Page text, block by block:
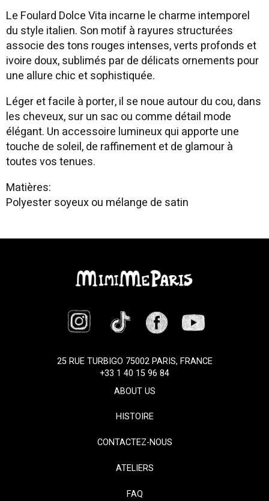
Le Foulard Dolce Vita incarne le charme intemporel
du style italien. Son motif à rayures structurées
associe des tons rouges intenses, verts profonds et
ivoire doux, sublimés par de délicats ornements pour
une allure chic et sophistiquée.
Léger et facile à porter, il se noue autour du cou, dans
les cheveux, sur un sac ou comme détail mode
élégant. Un accessoire lumineux qui apporte une
touche de soleil, de raffinement et de glamour à
toutes vos tenues.
Matières:
Polyester soyeux ou mélange de satin
25 RUE TURBIGO 75002 PARIS, FRANCE
+33 1 40 15 96 84
ABOUT US
HISTOIRE
CONTACTEZ-NOUS
ATELIERS
FAQ